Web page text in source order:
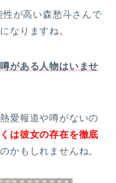
が高い森愁斗さんで
なりますね。
がある人物はいませ
愛報道や噂がないの
は彼女の存在を徹底
かもしれませんね。